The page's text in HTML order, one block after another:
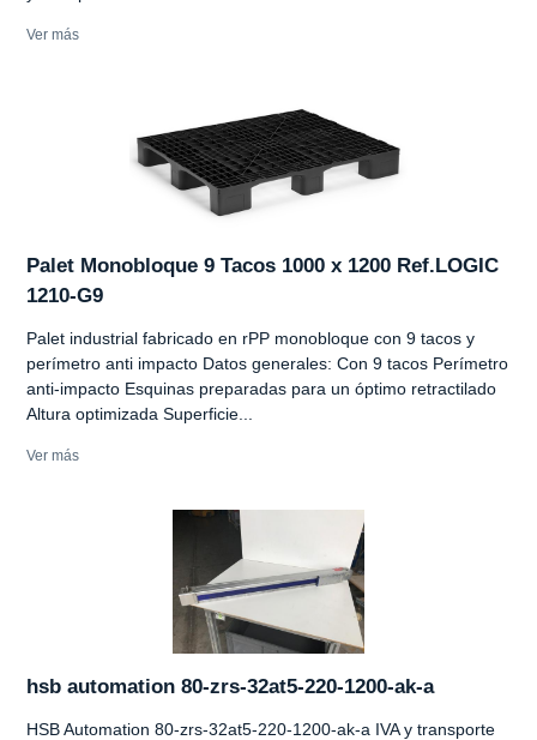
Ver más
Palet Monobloque 9 Tacos 1000 x 1200 Ref.LOGIC
1210-G9
Palet industrial fabricado en rPP monobloque con 9 tacos y
perímetro anti impacto Datos generales: Con 9 tacos Perímetro
anti-impacto Esquinas preparadas para un óptimo retractilado
Altura optimizada Superficie...
Ver más
hsb automation 80-zrs-32at5-220-1200-ak-a
HSB Automation 80-zrs-32at5-220-1200-ak-a IVA y transporte